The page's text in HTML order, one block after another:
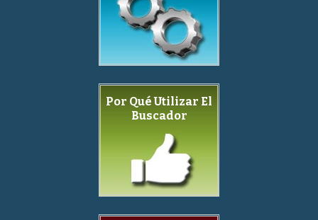
Por Qué Utilizar El
Buscador